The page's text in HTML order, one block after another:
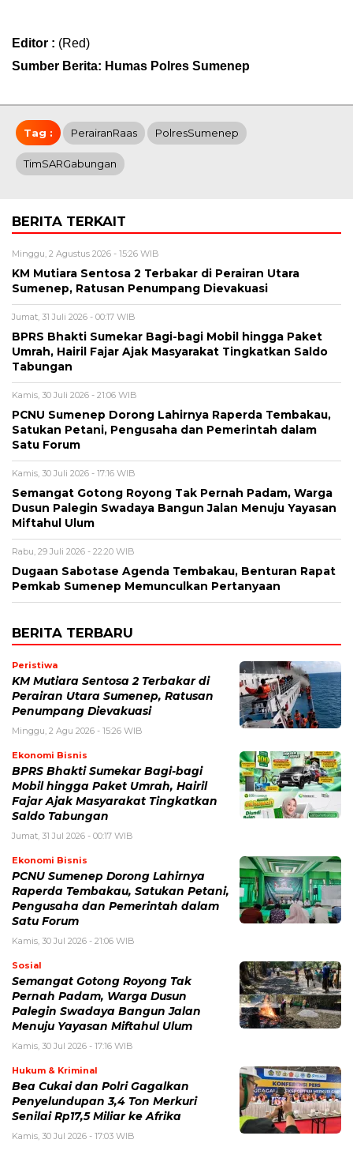
Editor : (Red)
Sumber Berita: Humas Polres Sumenep
Tag : PerairanRaas PolresSumenep
TimSARGabungan
BERITA TERKAIT
Minggu, 2 Agustus 2026 - 15:26 WIB
KM Mutiara Sentosa 2 Terbakar di Perairan Utara
Sumenep, Ratusan Penumpang Dievakuasi
Jumat, 31 Juli 2026 - 00:17 WIB
BPRS Bhakti Sumekar Bagi-bagi Mobil hingga Paket
Umrah, Hairil Fajar Ajak Masyarakat Tingkatkan Saldo
Tabungan
Kamis, 30 Juli 2026 - 21:06 WIB
PCNU Sumenep Dorong Lahirnya Raperda Tembakau,
Satukan Petani, Pengusaha dan Pemerintah dalam
Satu Forum
Kamis, 30 Juli 2026 - 17:16 WIB
Semangat Gotong Royong Tak Pernah Padam, Warga
Dusun Palegin Swadaya Bangun Jalan Menuju Yayasan
Miftahul Ulum
Rabu, 29 Juli 2026 - 22:20 WIB
Dugaan Sabotase Agenda Tembakau, Benturan Rapat
Pemkab Sumenep Memunculkan Pertanyaan
BERITA TERBARU
Peristiwa
KM Mutiara Sentosa 2 Terbakar di
Perairan Utara Sumenep, Ratusan
Penumpang Dievakuasi
Minggu, 2 Agu 2026 - 15:26 WIB
Ekonomi Bisnis
BPRS Bhakti Sumekar Bagi-bagi
Mobil hingga Paket Umrah, Hairil
Fajar Ajak Masyarakat Tingkatkan
Saldo Tabungan
Jumat, 31 Jul 2026 - 00:17 WIB
Ekonomi Bisnis
PCNU Sumenep Dorong Lahirnya
Raperda Tembakau, Satukan Petani,
Pengusaha dan Pemerintah dalam
Satu Forum
Kamis, 30 Jul 2026 - 21:06 WIB
Sosial
Semangat Gotong Royong Tak
Pernah Padam, Warga Dusun
Palegin Swadaya Bangun Jalan
Menuju Yayasan Miftahul Ulum
Kamis, 30 Jul 2026 - 17:16 WIB
Hukum & Kriminal
Bea Cukai dan Polri Gagalkan
Penyelundupan 3,4 Ton Merkuri
Senilai Rp17,5 Miliar ke Afrika
Kamis, 30 Jul 2026 - 17:03 WIB